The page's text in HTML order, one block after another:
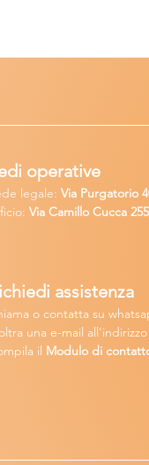
operative
legale:Via Purgatorio
Via Camillo Cucca
assistenza
o contatta su
una e-mail all'indirizzo
il Modulo di